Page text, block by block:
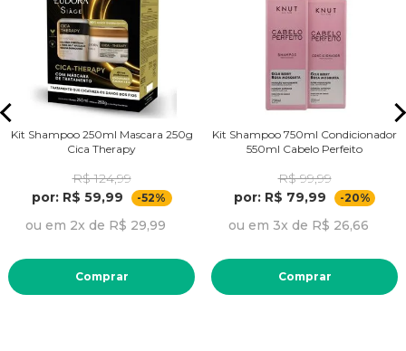
Kit Shampoo 250ml Mascara 250g
Cica Therapy
R$ 124,99
por: R$ 59,99
-52%
ou em 2x de R$ 29,99
Comprar
Kit Shampoo 750ml Condicionador
550ml Cabelo Perfeito
R$ 99,99
por: R$ 79,99
-20%
ou em 3x de R$ 26,66
Comprar